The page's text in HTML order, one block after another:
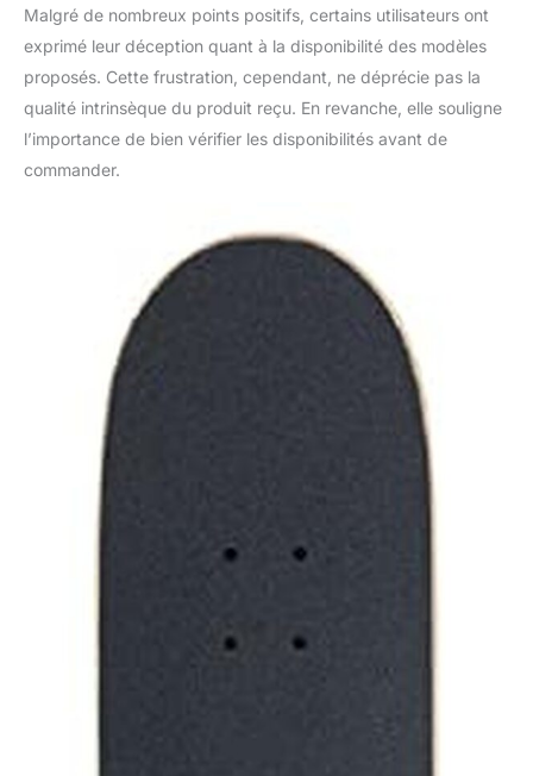
Malgré de nombreux points positifs, certains utilisateurs ont
exprimé leur déception quant à la disponibilité des modèles
proposés. Cette frustration, cependant, ne déprécie pas la
qualité intrinsèque du produit reçu. En revanche, elle souligne
l’importance de bien vérifier les disponibilités avant de
commander.